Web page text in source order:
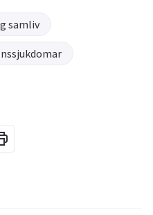
samliv